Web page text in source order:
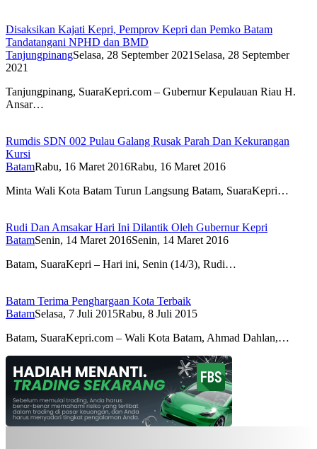
Disaksikan Kajati Kepri, Pemprov Kepri dan Pemko Batam
Tandatangani NPHD dan BMD
TanjungpinangSelasa, 28 September 2021 Selasa, 28 September
2021
Tanjungpinang, SuaraKepri.com – Gubernur Kepulauan Riau H.
Ansar…
Rumdis SDN 002 Pulau Galang Rusak Parah Dan Kekurangan
Kursi
BatamRabu, 16 Maret 2016Rabu, 16 Maret 2016
Minta Wali Kota Batam Turun Langsung Batam, SuaraKepri…
Rudi Dan Amsakar Hari Ini Dilantik Oleh Gubernur Kepri
BatamSenin, 14 Maret 2016Senin, 14 Maret 2016
Batam, SuaraKepri – Hari ini, Senin (14/3), Rudi…
Batam Terima Penghargaan Kota Terbaik
BatamSelasa, 7 Juli 2015Rabu, 8 Juli 2015
Batam, SuaraKepri.com – Wali Kota Batam, Ahmad Dahlan,…